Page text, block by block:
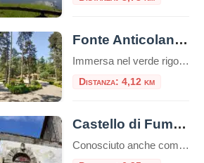
Fonte Anticolana: una parentesi di benessere tra la natura e storia
Immersa nel verde rigoglioso del Lazio, la Fonte Anticolana di Fiuggi rappresenta un connubio perfetto tra benessere termale, natura incontaminata e intrattenimento. Se la vicina Fonte Bonifacio VIII è storicamente consacrata alla cura del corpo e alla sacralità della tradizione, la Fonte Anticolana (conosciuta anche come “Fonte Nuova”) si presenta come il polmone verde e […]
Distanza: 4,12 km
Castello di Fumone
Conosciuto anche come Castello Longhi-De Paolis il Castello di Fumone si trova ad una altezza di 800 mt, al centro del paese di Fumone. Il Castello è famoso per essere stata la prigione di Celestino V, nonché il luogo della sua morte, e per ospi